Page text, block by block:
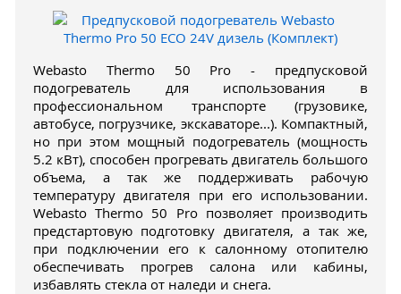
Webasto Thermo 50 Pro - предпусковой
подогреватель для использования в
профессиональном транспорте (грузовике,
автобусе, погрузчике, экскаваторе...). Компактный,
но при этом мощный подогреватель (мощность
5.2 кВт), способен прогревать двигатель большого
объема, а так же поддерживать рабочую
температуру двигателя при его использовании.
Webasto Thermo 50 Pro позволяет производить
предстартовую подготовку двигателя, а так же,
при подключении его к салонному отопителю
обеспечивать прогрев салона или кабины,
избавлять стекла от наледи и снега.